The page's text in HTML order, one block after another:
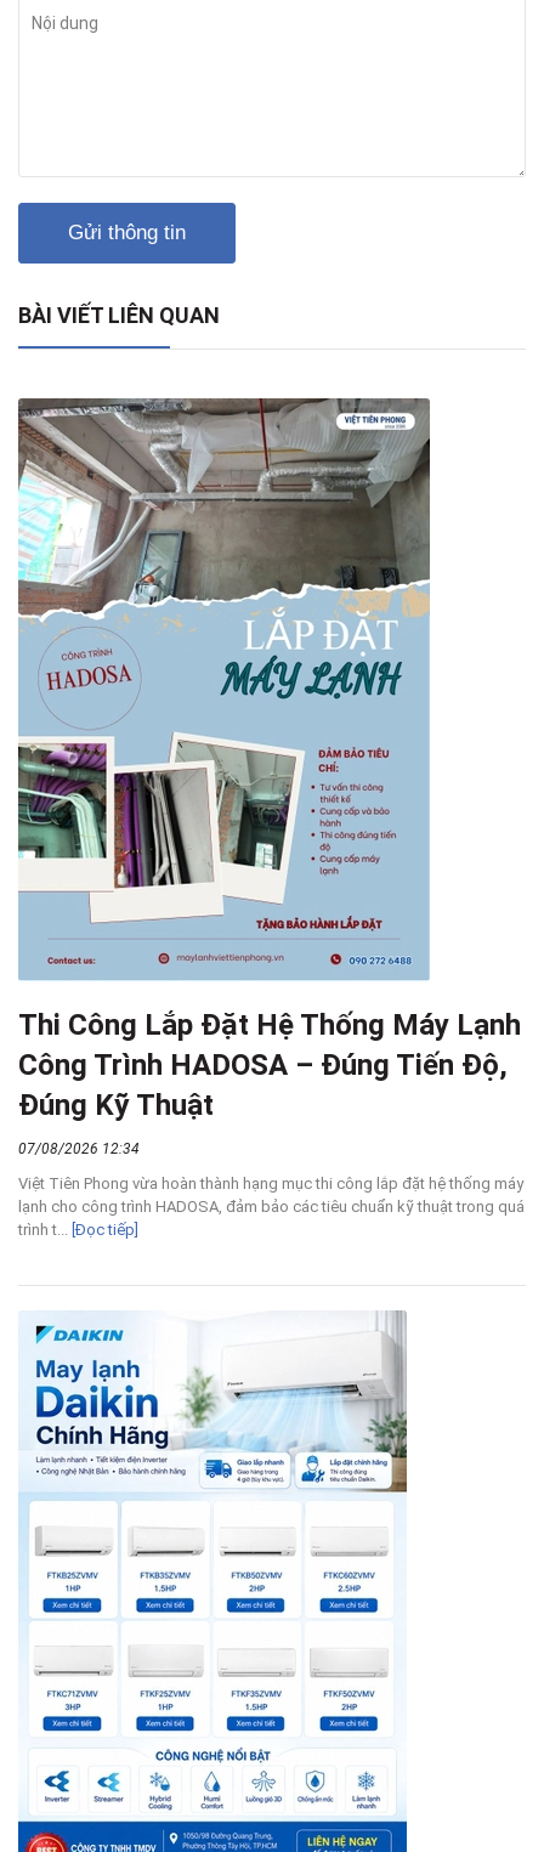
Gửi thông tin
BÀI VIẾT LIÊN QUAN
Thi Công Lắp Đặt Hệ Thống Máy Lạnh
Công Trình HADOSA – Đúng Tiến Độ,
Đúng Kỹ Thuật
07/08/2026 12:34
Việt Tiên Phong vừa hoàn thành hạng mục thi công lắp đặt hệ thống máy
lạnh cho công trình HADOSA, đảm bảo các tiêu chuẩn kỹ thuật trong quá
trình t...
[Đọc tiếp]